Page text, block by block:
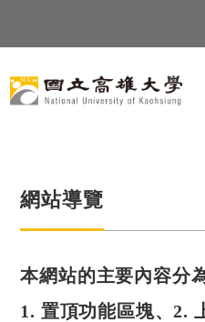
網站導覽
本網站的主要內容分
1. 置頂功能區塊、2.